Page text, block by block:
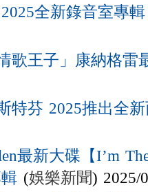
全新錄音室專
歌王子」康納格雷
特芬 2025推出全新
最新大碟【I’m
(娛樂新聞) 2025/